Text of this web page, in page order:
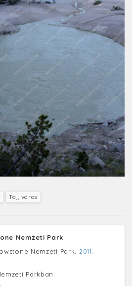
Táj, város
Nemzeti Park
Nemzeti Park, 2011.
Parkban.